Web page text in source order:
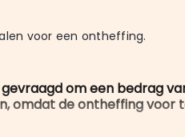
voor een ontheffing.
om een bedrag
omdat de ontheffing voor